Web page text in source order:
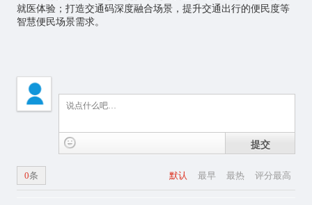
就医体验；打造交通码深度融合场景，提升交通出行的便民度等
智慧便民场景需求。
提交
默认 最早 最热 评分最高
0条